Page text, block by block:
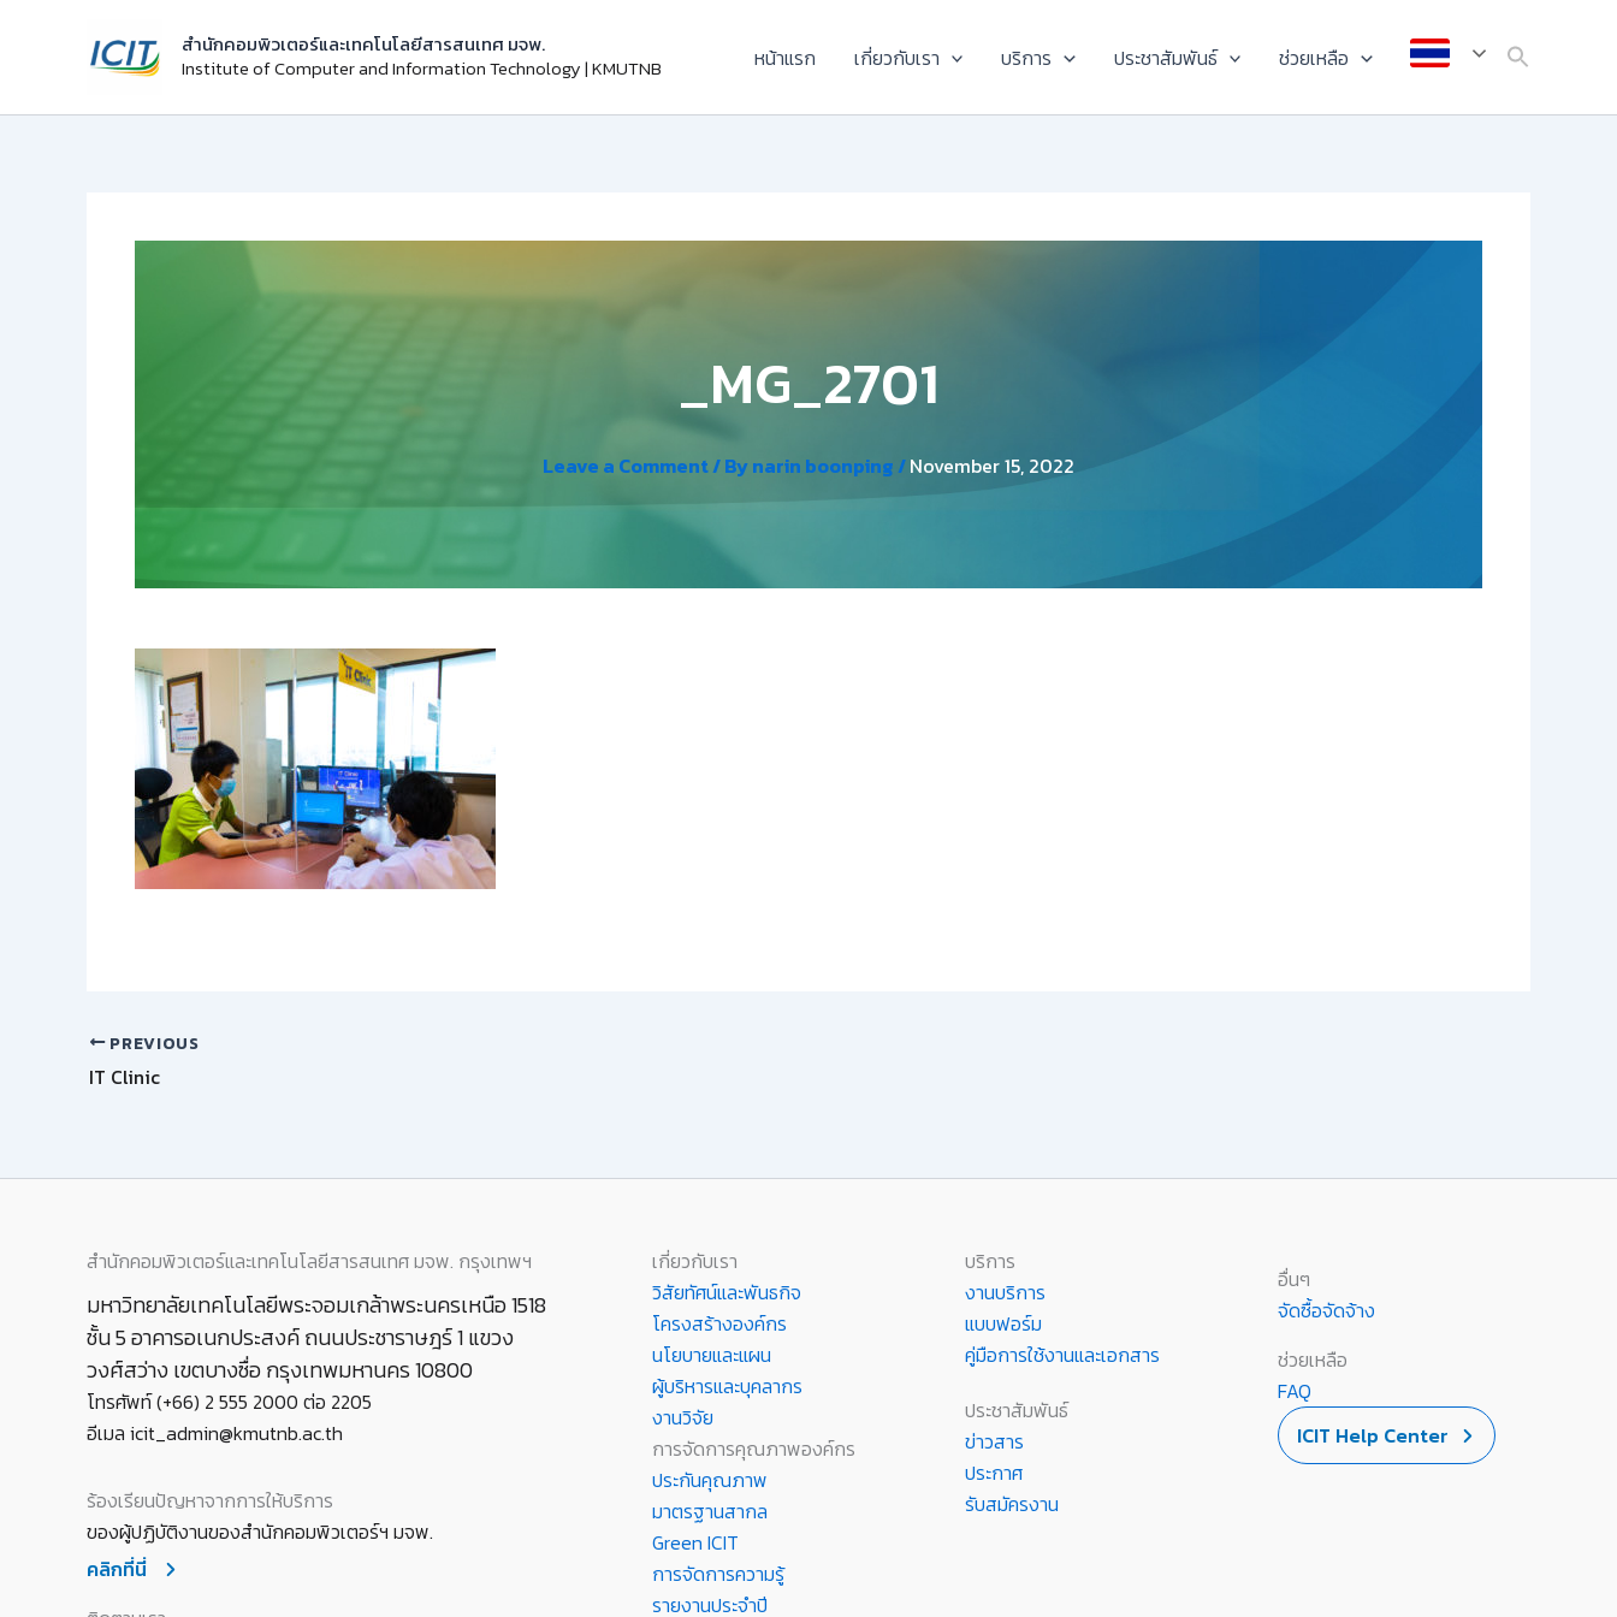
สำนักคอมพิวเตอร์และเทคโนโลยีสารสนเทศ มจพ.
Institute of Computer and Information Technology | KMUTNB
หน้าแรก เกี่ยวกับเรา บริการ ประชาสัมพันธ์ ช่วยเหลือ
_MG_2701
Leave a Comment/ Bynarin boonping/November 15, 2022
PREVIOUS
IT Clinic
สำนักคอมพิวเตอร์และเทคโนโลยีสารสนเทศ มจพ. กรุงเทพฯ
มหาวิทยาลัยเทคโนโลยีพระจอมเกล้าพระนครเหนือ 1518
ชั้น 5 อาคารอเนกประสงค์ ถนนประชาราษฎร์ 1 แขวง
วงศ์สว่าง เขตบางซื่อ กรุงเทพมหานคร 10800
โทรศัพท์ (+66) 2 555 2000 ต่อ 2205
อีเมล icit_admin@kmutnb.ac.th
ร้องเรียนปัญหาจากการให้บริการ
ของผู้ปฏิบัติงานของสำนักคอมพิวเตอร์ฯ มจพ.
คลิกที่นี่
เกี่ยวกับเรา
วิสัยทัศน์และพันธกิจ
โครงสร้างองค์กร
นโยบายและแผน
ผู้บริหารและบุคลากร
งานวิจัย
การจัดการคุณภาพองค์กร
ประกันคุณภาพ
มาตรฐานสากล
Green ICIT
การจัดการความรู้
รายงานประจำปี
บริการ
งานบริการ
แบบฟอร์ม
คู่มือการใช้งานและเอกสาร
ประชาสัมพันธ์
ข่าวสาร
ประกาศ
รับสมัครงาน
อื่นๆ
จัดซื้อจัดจ้าง
ช่วยเหลือ
FAQ
ICIT Help Center